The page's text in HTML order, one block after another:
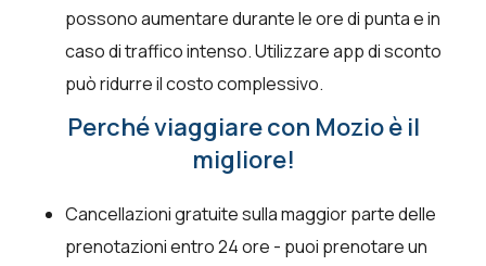
possono aumentare durante le ore di punta e in
caso di traffico intenso. Utilizzare app di sconto
può ridurre il costo complessivo.
Perché viaggiare con Mozio è il
migliore!
Cancellazioni gratuite sulla maggior parte delle
prenotazioni entro 24 ore - puoi prenotare un